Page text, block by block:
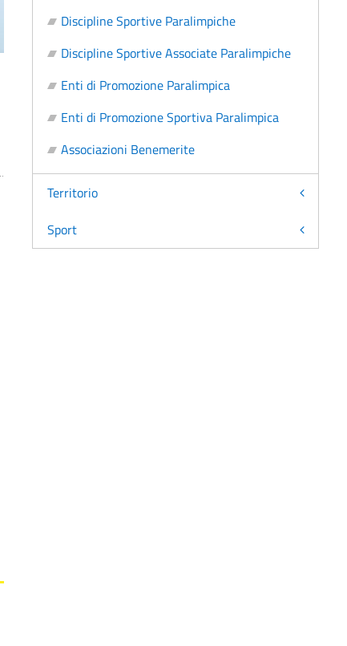
Discipline Sportive Paralimpiche
Discipline Sportive Associate Paralimpiche
Enti di Promozione Paralimpica
Enti di Promozione Sportiva Paralimpica
Associazioni Benemerite
Territorio
Sport